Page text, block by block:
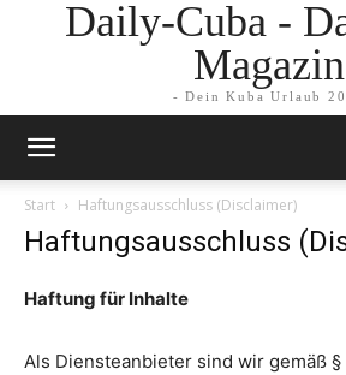
Daily-Cuba -
Magazin
- Dein Kuba Urlaub
Start Haftungsausschluss (Disclaimer)
Haftungsausschluss
Haftung für Inhalte
Als Diensteanbieter sind wir gemäß §